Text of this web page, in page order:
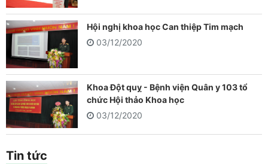
Hội nghị khoa học Can thiệp Tim mạch
03/12/2020
Khoa Đột quỵ - Bệnh viện Quân y 103 tổ
chức Hội thảo Khoa học
03/12/2020
Tin tức